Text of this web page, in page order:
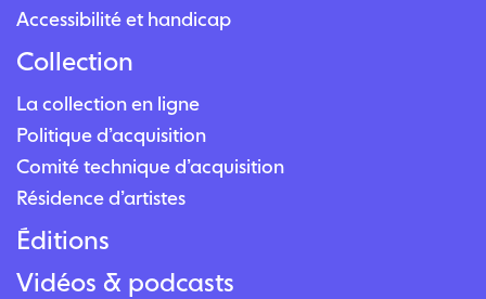
Accessibilité et handicap
Collection
La collection en ligne
Politique d’acquisition
Comité technique d’acquisition
Résidence d’artistes
Éditions
Vidéos & podcasts